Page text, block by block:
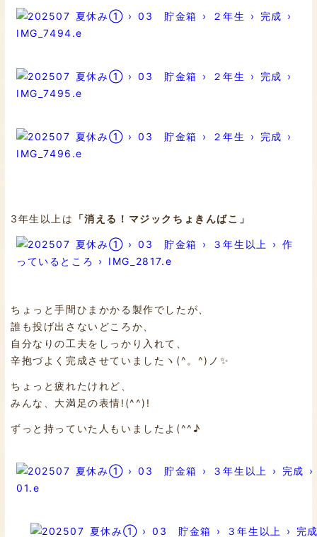
3年生以上は 「消える！マジックちょきんばこ」
ちょっと手間ひまかかる製作でしたが、
誰も投げ出さないどころか、
自分なりの工夫をしっかり入れて、
辛抱づよく完成させていましたヽ(^。^)ノ✨
ちょっと疲れたけれど、
みんな、大満足の表情!(^^)!
ずっと持っていた人もいましたよ(^^♪